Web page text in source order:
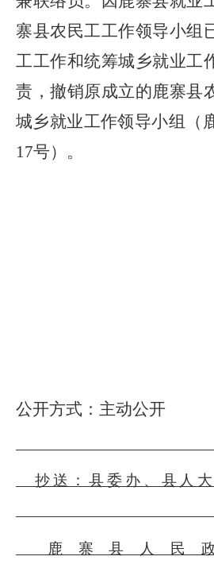
寨县农民工工作领导小组
工工作和统筹城乡就业工
责，撤销原成立的鹿寨县
城乡就业工作领导小组（
17号）。
公开方式：主动公开
抄送：县委办、县人
鹿寨县人民